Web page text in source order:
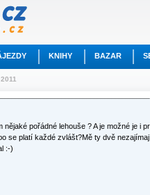
KNIHY BAZAR
nějaké pořádné lehouše ? A je možné je i
se platí každé zvlášt?Mě ty dvě
:-)